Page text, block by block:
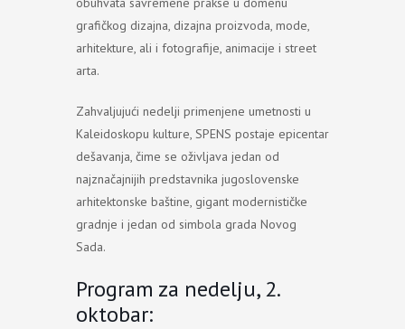
grafičkog dizajna, dizajna proizvoda, mode,
arhitekture, ali i fotografije, animacije i street
arta.
Zahvaljujući nedelji primenjene umetnosti u
Kaleidoskopu kulture, SPENS postaje epicentar
dešavanja, čime se oživljava jedan od
najznačajnijih predstavnika jugoslovenske
arhitektonske baštine, gigant modernističke
gradnje i jedan od simbola grada Novog
Sada.
Program za nedelju, 2.
oktobar: